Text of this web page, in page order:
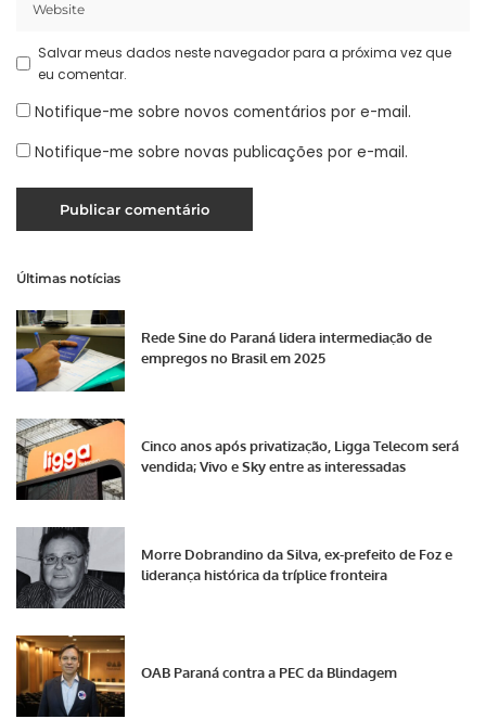
Salvar meus dados neste navegador para a próxima vez que
eu comentar.
Notifique-me sobre novos comentários por e-mail.
Notifique-me sobre novas publicações por e-mail.
Últimas notícias
Rede Sine do Paraná lidera intermediação de
empregos no Brasil em 2025
Cinco anos após privatização, Ligga Telecom será
vendida; Vivo e Sky entre as interessadas
Morre Dobrandino da Silva, ex-prefeito de Foz e
liderança histórica da tríplice fronteira
OAB Paraná contra a PEC da Blindagem